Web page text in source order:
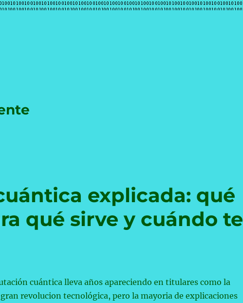
explicada: qué
qué sirve y cuándo te
cuántica lleva años apareciendo en titulares como la
revolucion tecnológica, pero la mayoria de explicaciones